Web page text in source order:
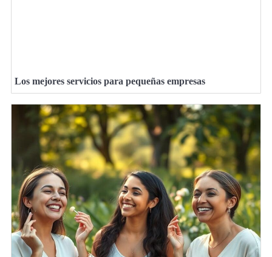
Los mejores servicios para pequeñas empresas